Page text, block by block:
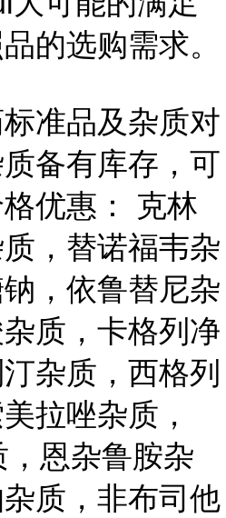
的选购需求。
准品及杂质对
备有库存，可
优惠： 克林
，替诺福韦杂
，依鲁替尼杂
质，卡格列净
杂质，西格列
拉唑杂质，
恩杂鲁胺杂
质，非布司他